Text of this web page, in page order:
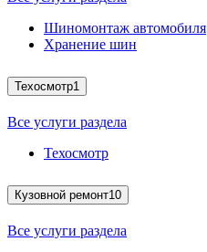
Шиномонтаж автомобиля
Хранение шин
Техосмотр1
Все услуги раздела
Техосмотр
Кузовной ремонт10
Все услуги раздела